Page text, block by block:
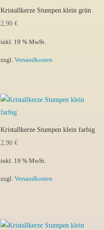
Kristallkerze Stumpen klein grün
2,90 €
inkl. 19 % MwSt.
zzgl. Versandkosten
Kristallkerze Stumpen klein farbig
2,90 €
inkl. 19 % MwSt.
zzgl. Versandkosten